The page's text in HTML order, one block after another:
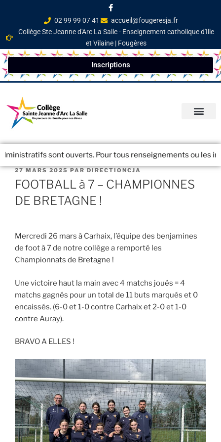
02 99 99 07 41
accueil@fougeresja.fr
Collège Ste Jeanne d'Arc La Salle - Enseignement catholique d'Ille
et Vilaine | Fougères
Inscriptions
sont ouverts. Pour tous renseignements ou les
27 MARS 2025PARDIRECTIONCJA
FOOTBALL à 7 – CHAMPIONNES
DE BRETAGNE !
Mercredi 26 mars à Carhaix, l’équipe des benjamines
de foot à 7 de notre collège a remporté les
Championnats de Bretagne !
Une victoire haut la main avec 4 matchs joués = 4
matchs gagnés pour un total de 11 buts marqués et 0
encaissés. (6-0 et 1-0 contre Carhaix et 2-0 et 1-0
contre Auray).
BRAVO A ELLES !